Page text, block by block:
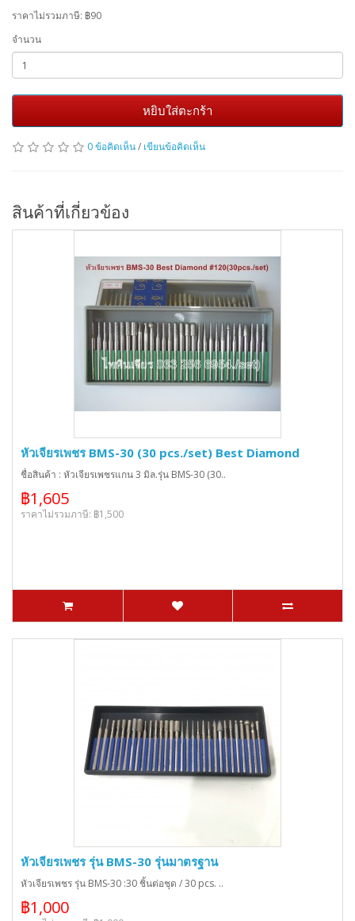
ราคาไม่รวมภาษี: ฿90
จำนวน
หยิบใส่ตะกร้า
0 ข้อคิดเห็น/ เขียนข้อคิดเห็น
สินค้าที่เกี่ยวข้อง
หัวเจียรเพชร BMS-30 (30 pcs./set) Best Diamond
ชื่อสินค้า : หัวเจียรเพชรแกน 3 มิล.รุ่น BMS-30 (30..
฿1,605
ราคาไม่รวมภาษี: ฿1,500
หัวเจียรเพชร รุ่น BMS-30 รุ่นมาตรฐาน
หัวเจียรเพชร รุ่น BMS-30 :30 ชิ้นต่อชุด / 30 pcs. ..
฿1,000